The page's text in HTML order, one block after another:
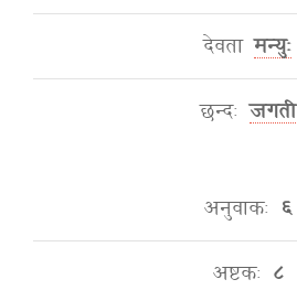
देवता मन्युः
छन्दः जगती
अनुवाकः ६
अष्टकः ८